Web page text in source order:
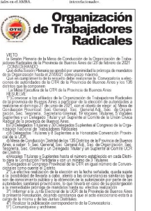
a toda velocidad
y Acha, que lo venía
adentro del area,
los doce pasos anotó
empezar a decretar la
ritmo pero mostró la
vez que lo probaron.
cinco minutos, Miori
el cuarto pero Nadal se
tremendas.